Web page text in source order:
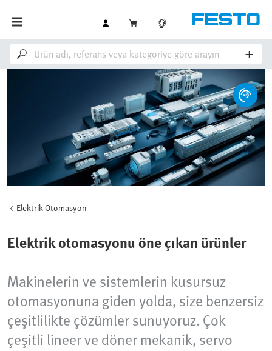
Elektrik Otomasyon
Elektrik otomasyonu öne çıkan ürünler
Makinelerin ve sistemlerin kusursuz
otomasyonuna giden yolda, size benzersiz
çeşitlilikte çözümler sunuyoruz. Çok
çeşitli lineer ve döner mekanik, servo